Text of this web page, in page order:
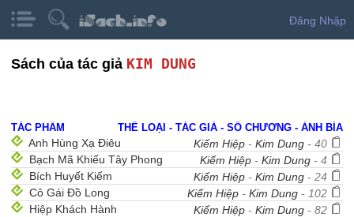
Đăng Nhập
Sách của tác giả KIM DUNG
TÁC PHẨM THỂ LOẠI - TÁC GIẢ - SỐ CHƯƠNG - ẢNH BÌA
Anh Hùng Xạ Điêu Kiếm Hiệp - Kim Dung - 40
Bạch Mã Khiếu Tây Phong
Kiếm Hiệp - Kim Dung - 4
Bích Huyết Kiếm
Kiếm Hiệp - Kim Dung - 24
Cô Gái Đồ Long
Kiếm Hiệp - Kim Dung - 102
Hiệp Khách Hành
Kiếm Hiệp - Kim Dung - 82